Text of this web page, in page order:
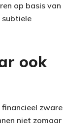
op basis van
ook
zware
niet zomaar